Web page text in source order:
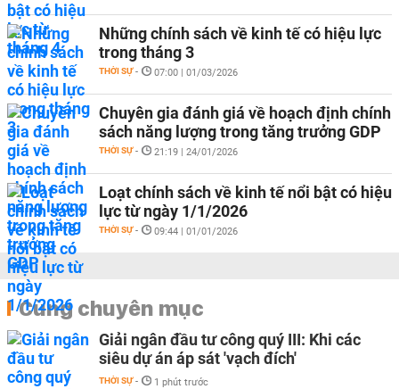
Những chính sách về kinh tế có hiệu lực
trong tháng 3
THỜI SỰ - 07:00 | 01/03/2026
Chuyên gia đánh giá về hoạch định chính
sách năng lượng trong tăng trưởng GDP
THỜI SỰ - 21:19 | 24/01/2026
Loạt chính sách về kinh tế nổi bật có hiệu
lực từ ngày 1/1/2026
THỜI SỰ - 09:44 | 01/01/2026
Cùng chuyên mục
Giải ngân đầu tư công quý III: Khi các
siêu dự án áp sát 'vạch đích'
THỜI SỰ - 1 phút trước